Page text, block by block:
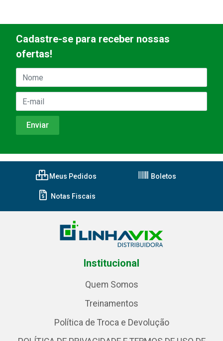
Cadastre-se para receber nossas
ofertas!
Meus Pedidos Boletos
Notas Fiscais
Institucional
Quem Somos
Treinamentos
Política de Troca e Devolução